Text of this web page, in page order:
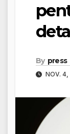
By press
NOV.